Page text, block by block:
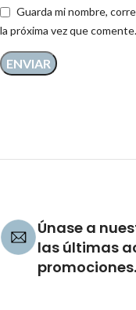
Guarda mi nombre,
la próxima vez que comente.
Únase a
las últimas
promociones.